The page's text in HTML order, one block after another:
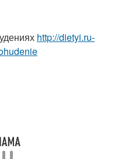
http://dietyi.ru-